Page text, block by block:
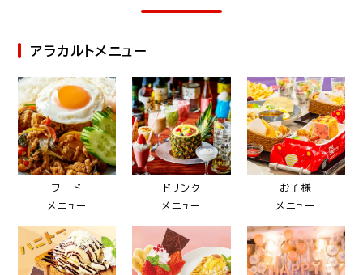
アラカルトメニュー
フード
メニュー
ドリンク
メニュー
お子様
メニュー